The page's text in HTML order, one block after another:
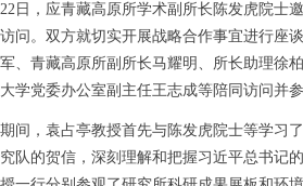
，应青藏高原所学术副所长陈发虎院士
问。双方就切实开展战略合作事宜进行座
、青藏高原所副所长马耀明、所长助理徐
学党委办公室副主任王志成等陪同访问并参
，袁占亭教授首先与陈发虎院士等学习
队的贺信，深刻理解和把握习近平总书记